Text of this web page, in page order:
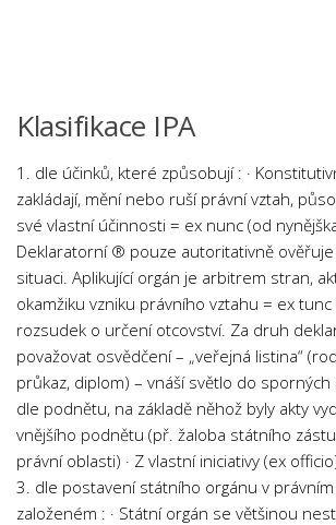
Fyzika
Informatika
Jazyky
Management
Marketing
Němčina
Občanská nauka
Pedagogika
Právo
Psychologie a Sociologie
Klasifikace IPA
1. dle účinků, které způsobují : ·
zakládají, mění nebo ruší právní vztah,
své vlastní účinnosti = ex nunc (od
Deklaratorní® pouze autoritativně
situaci. Aplikující orgán je arbitrem stran,
okamžiku vzniku právního vztahu = ex tunc
rozsudek o určení otcovství. Za druh
považovat osvědčení – „veřejná listina“
průkaz, diplom) – vnáší světlo do
dle podnětu, na základě něhož byly akty
vnějšího podnětu (př. žaloba státního
právní oblasti) · Z vlastní iniciativy (ex
3. dle postavení státního orgánu v
založeném : · Státní orgán se většinou